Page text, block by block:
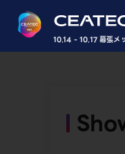
10.14 - 10.17 幕張メ